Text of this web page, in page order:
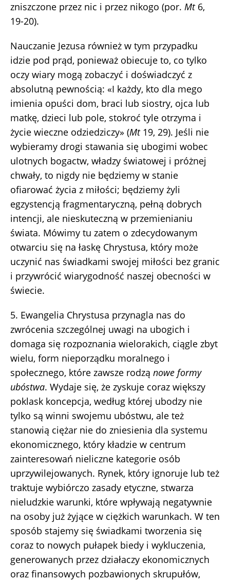
zniszczone przez nic i przez nikogo (por. Mt6,
19-20).
Nauczanie Jezusa również w tym przypadku
idzie pod prąd, ponieważ obiecuje to, co tylko
oczy wiary mogą zobaczyć i doświadczyć z
absolutną pewnością: «I każdy, kto dla mego
imienia opuści dom, braci lub siostry, ojca lub
matkę, dzieci lub pole, stokroć tyle otrzyma i
życie wieczne odziedziczy» (Mt19, 29). Jeśli nie
wybieramy drogi stawania się ubogimi wobec
ulotnych bogactw, władzy światowej i próżnej
chwały, to nigdy nie będziemy w stanie
ofiarować życia z miłości; będziemy żyli
egzystencją fragmentaryczną, pełną dobrych
intencji, ale nieskuteczną w przemienianiu
świata. Mówimy tu zatem o zdecydowanym
otwarciu się na łaskę Chrystusa, który może
uczynić nas świadkami swojej miłości bez granic
i przywrócić wiarygodność naszej obecności w
świecie.
5. Ewangelia Chrystusa przynagla nas do
zwrócenia szczególnej uwagi na ubogich i
domaga się rozpoznania wielorakich, ciągle zbyt
wielu, form nieporządku moralnego i
społecznego, które zawsze rodzą nowe formy
ubóstwa. Wydaje się, że zyskuje coraz większy
poklask koncepcja, według której ubodzy nie
tylko są winni swojemu ubóstwu, ale też
stanowią ciężar nie do zniesienia dla systemu
ekonomicznego, który kładzie w centrum
zainteresowań nieliczne kategorie osób
uprzywilejowanych. Rynek, który ignoruje lub też
traktuje wybiórczo zasady etyczne, stwarza
nieludzkie warunki, które wpływają negatywnie
na osoby już żyjące w ciężkich warunkach. W ten
sposób stajemy się świadkami tworzenia się
coraz to nowych pułapek biedy i wykluczenia,
generowanych przez działaczy ekonomicznych
oraz finansowych pozbawionych skrupułów,